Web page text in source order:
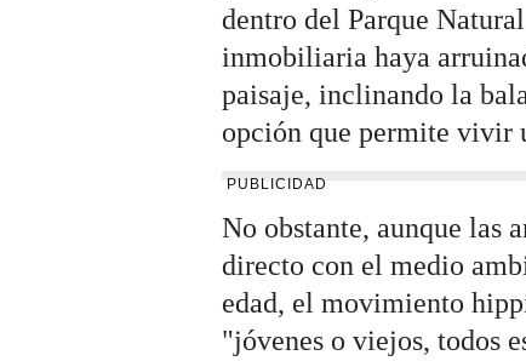
dentro del Parque
inmobiliaria haya
paisaje, inclinando la
opción que permite vivir
PUBLICIDAD
No obstante, aunque las
directo con el medio
edad, el movimiento
"jóvenes o viejos, todos